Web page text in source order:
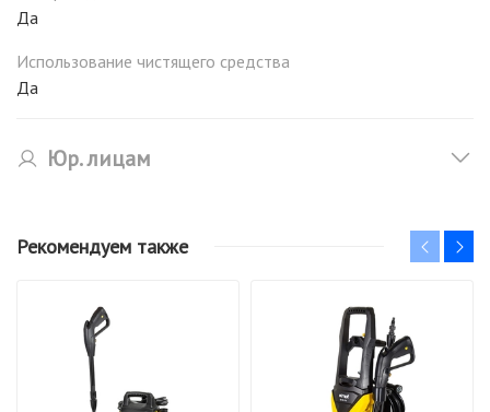
Да
Использование чистящего средства
Да
Юр. лицам
Рекомендуем также